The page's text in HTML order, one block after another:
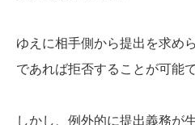
ゆえに相手側から提出を求め
であれば拒否することが可能で
しかし、例外的に提出義務が